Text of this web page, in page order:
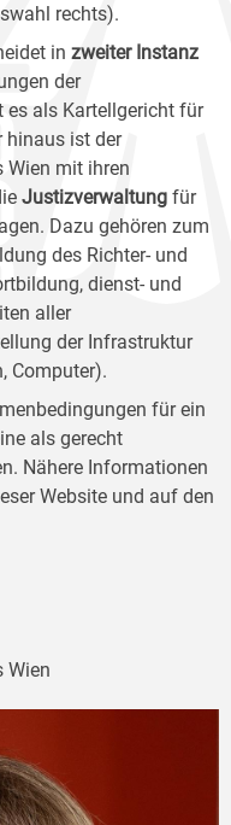
rechts).
in zweiter Instanz
der
es als Kartellgericht für
hinaus ist der
Wien mit ihren
Justizverwaltung für
Dazu gehören zum
des Richter- und
dienst- und
aller
der Infrastruktur
Computer).
für ein
als gerecht
Nähere Informationen
Website und auf den
Wien